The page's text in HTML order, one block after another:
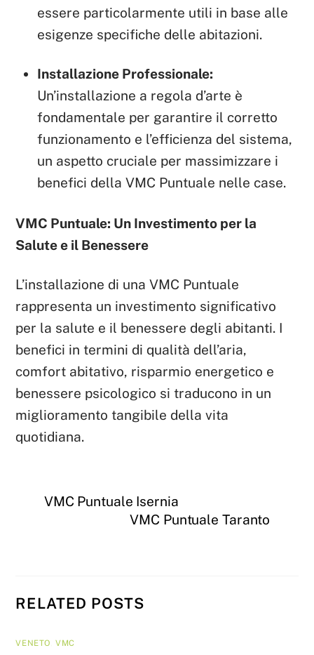
essere particolarmente utili in base alle
esigenze specifiche delle abitazioni.
Installazione Professionale:
Un’installazione a regola d’arte è
fondamentale per garantire il corretto
funzionamento e l’efficienza del sistema,
un aspetto cruciale per massimizzare i
benefici della VMC Puntuale nelle case.
VMC Puntuale: Un Investimento per la
Salute e il Benessere
L’installazione di una VMC Puntuale
rappresenta un investimento significativo
per la salute e il benessere degli abitanti. I
benefici in termini di qualità dell’aria,
comfort abitativo, risparmio energetico e
benessere psicologico si traducono in un
miglioramento tangibile della vita
quotidiana.
VMC Puntuale Isernia
VMC Puntuale Taranto
RELATED POSTS
VENETO ,VMC